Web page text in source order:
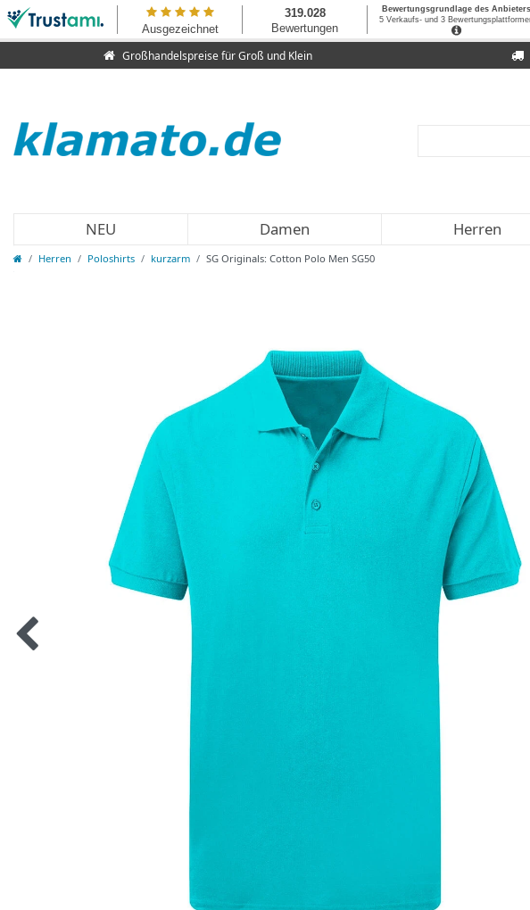
Großhandelspreise für Groß und Klein
NEU Damen Herren
Herren Poloshirts kurzarm SG Originals: Cotton Polo Men SG50